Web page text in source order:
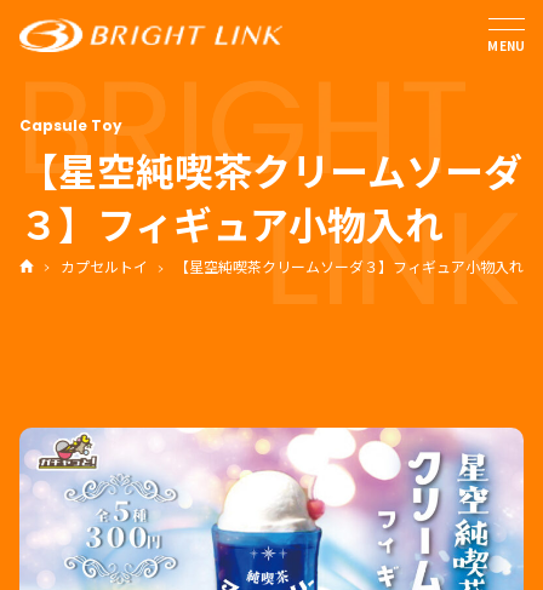
MENU
【星空純喫茶クリームソーダ
３】フィギュア小物入れ
カプセルトイ 【星空純喫茶クリームソーダ３】フィギュア小物入れ